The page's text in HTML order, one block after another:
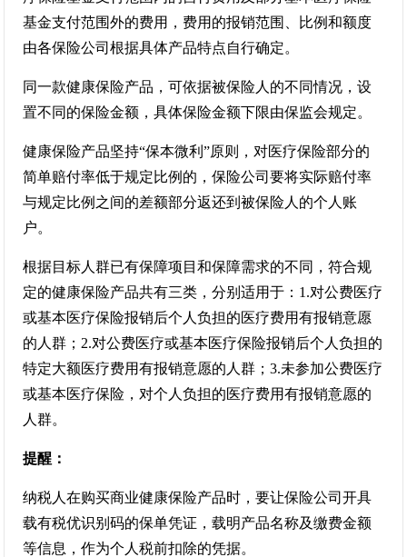
基金支付范围外的费用，费用的报销范围、比例和额度
由各保险公司根据具体产品特点自行确定。
同一款健康保险产品，可依据被保险人的不同情况，设
置不同的保险金额，具体保险金额下限由保监会规定。
健康保险产品坚持“保本微利”原则，对医疗保险部分的
简单赔付率低于规定比例的，保险公司要将实际赔付率
与规定比例之间的差额部分返还到被保险人的个人账
户。
根据目标人群已有保障项目和保障需求的不同，符合规
定的健康保险产品共有三类，分别适用于：1.对公费医疗
或基本医疗保险报销后个人负担的医疗费用有报销意愿
的人群；2.对公费医疗或基本医疗保险报销后个人负担的
特定大额医疗费用有报销意愿的人群；3.未参加公费医疗
或基本医疗保险，对个人负担的医疗费用有报销意愿的
人群。
提醒：
纳税人在购买商业健康保险产品时，要让保险公司开具
载有税优识别码的保单凭证，载明产品名称及缴费金额
等信息，作为个人税前扣除的凭据。